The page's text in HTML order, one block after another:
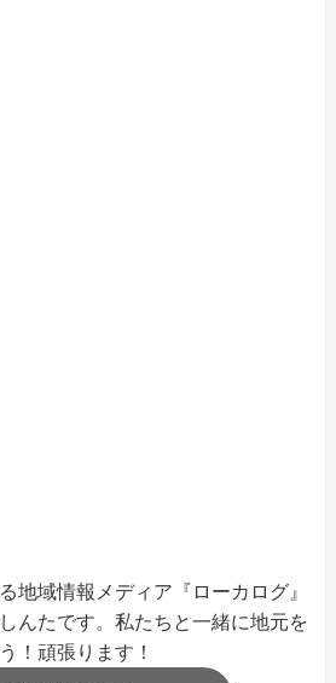
地域情報メディア『ローカログ』
んたです。私たちと一緒に地元を
！頑張ります！